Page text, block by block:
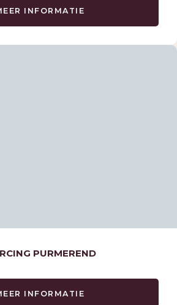
INFORMATIE
PURMEREND
INFORMATIE